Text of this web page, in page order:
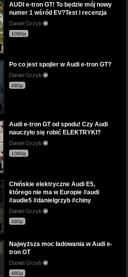
AUDI e-tron GT! To będzie mój nowy
numer 1 wśród EV?Test i recenzja
Daniel Grzyb
1080p
Po co jest spojler w Audi e-tron GT?
Daniel Grzyb
480p
Audi e-tron GT od spodu! Czy Audi
nauczyło się robić ELEKTRYKI?
Daniel Grzyb
1080p
Chińskie elektryczne Audi E5,
którego nie ma w Europie #audi
#audie5 #danielgrzyb #chiny
Daniel Grzyb
480p
Najwyższa moc ładowania w Audi e-
tron GT
Daniel Grzyb
480p